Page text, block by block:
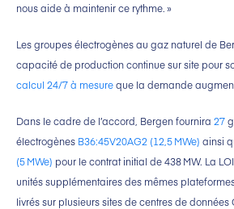
nous aide à maintenir ce rythme. »
Les groupes électrogènes au gaz naturel de
capacité de production continue sur site pour
calcul 24/7 à mesureque la demande
Dans le cadre de l’accord, Bergen fournira 27
électrogènes B36:45V20AG2 (12,5 MWe) ainsi
(5 MWe) pour le contrat initial de 438 MW. La
unités supplémentaires des mêmes
livrés sur plusieurs sites de centres de données